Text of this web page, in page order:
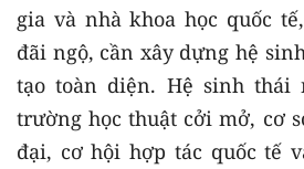
gia và nhà khoa học quốc
đãi ngộ, cần xây dựng hệ
tạo toàn diện. Hệ sinh thái
trường học thuật cởi mở, cơ
đại, cơ hội hợp tác quốc tế